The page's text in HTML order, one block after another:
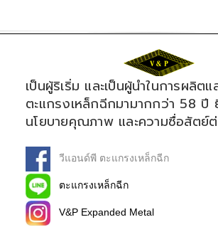
เป็นผู้ริเริ่ม และเป็นผู้นำในการผลิต
ตะแกรงเหล็กฉีกมามากกว่า 58 ปี
นโยบายคุณภาพ และความซื่อสัตย์
วีแอนด์พี ตะแกรงเหล็กฉีก
ตะแกรงเหล็กฉีก
V&P Expanded Metal